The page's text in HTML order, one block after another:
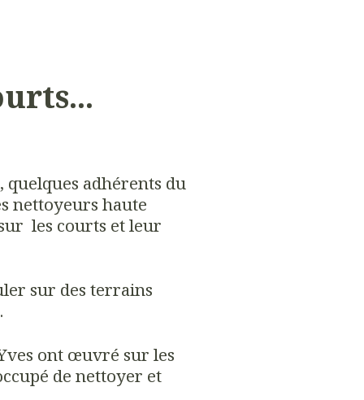
quelques adhérents du
nettoyeurs haute
les courts et leur
sur des terrains
ont œuvré sur les
de nettoyer et